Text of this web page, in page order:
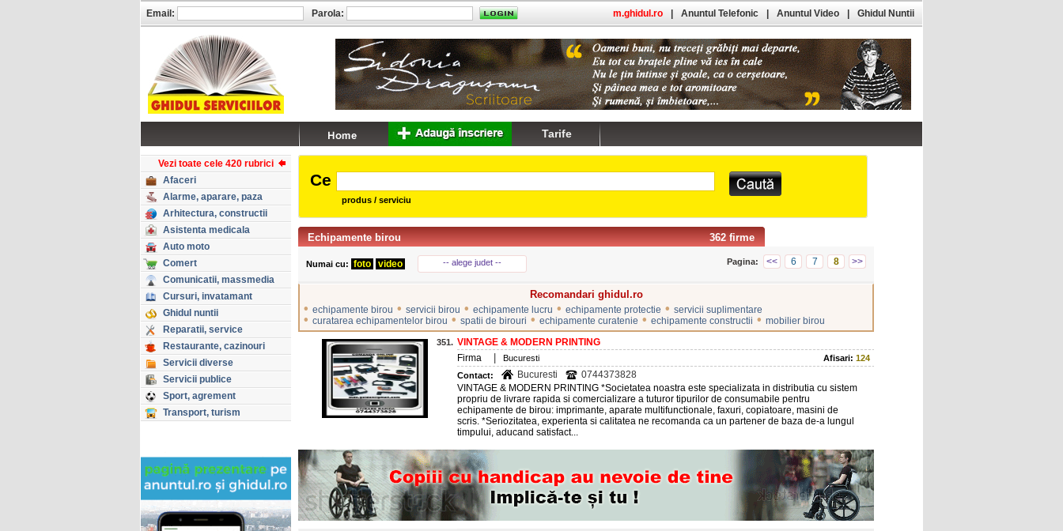
Vezi toate cele 420 rubrici
Afaceri
Alarme, aparare, paza
Arhitectura, constructii
Asistenta medicala
Auto moto
Comert
Comunicatii, massmedia
Cursuri, invatamant
Ghidul nuntii
Reparatii, service
Restaurante, cazinouri
Servicii diverse
Servicii publice
Sport, agrement
Transport, turism
Ce
produs / serviciu
362 firme
Echipamente birou
Numai cu: foto video -- alege judet -- Pagina: << 6 7 8 >>
Recomandari ghidul.ro
• echipamente birou • servicii birou • echipamente lucru • echipamente protectie • servicii suplimentare
• curatarea echipamentelor birou • spatii de birouri • echipamente curatenie • echipamente constructii • mobilier birou
351. VINTAGE & MODERN PRINTING
Firma
Bucuresti Afisari: 124
Contact:
Bucuresti
0744373828
VINTAGE & MODERN PRINTING *Societatea noastra este specializata in distributia cu sistem
propriu de livrare rapida si comercializare a tuturor tipurilor de consumabile pentru
echipamente de birou: imprimante, aparate multifunctionale, faxuri, copiatoare, masini de
scris. *Seriozitatea, experienta si calitatea ne recomanda ca un partener de baza de-a lungul
timpului, aducand satisfact...
Email: Parola: m.ghidul.ro Anuntul Telefonic Anuntul Video Ghidul Nuntii
Tarife